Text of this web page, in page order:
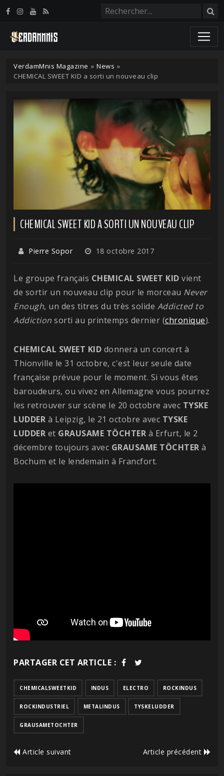
VerdamMnis Magazine » News »
CHEMICAL SWEET KID a sorti un nouveau clip
CHEMICAL SWEET KID A SORTI UN NOUVEAU CLIP
Pierre Sopor 18 octobre 2017
Le groupe français CHEMICAL SWEET KID vient
de sortir un nouveau clip pour le morceau Never
Enough, un des titres du très solide Addicted to
Addiction sorti au printemps dernier (chronique).
CHEMICAL SWEET KID donnera un concert à
Thionville le 31 octobre, c'est leur seule date
française prévue pour le moment. Si vous êtes
baroudeurs, ou vivez en Allemagne vous pourrez
les retrouver sur scène le 20 octobre avec TYSKE
LUDDER à Leipzig, le 21 octobre avec TYSKE
LUDDER et GRAUSAME TÖCHTER à Erfurt, le 2
décembre toujours avec GRAUSAME TÖCHTER à
Bochum et le lendemain à Francfort.
PARTAGER CET ARTICLE :
CHEMICALSWEETKID INDUS ELECTRO ROCKINDUS
ROCKINDUSTRIEL METALINDUS TYSKELUDDER
GRAUSAMETOCHTER
Article suivant Article précédent
Panneau de gestion des cookies